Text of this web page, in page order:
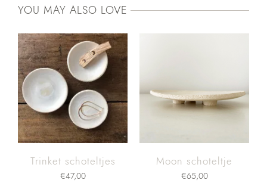
YOU MAY ALSO LOVE
Trinket schoteltjes
€47,00
Moon schoteltje
€65,00